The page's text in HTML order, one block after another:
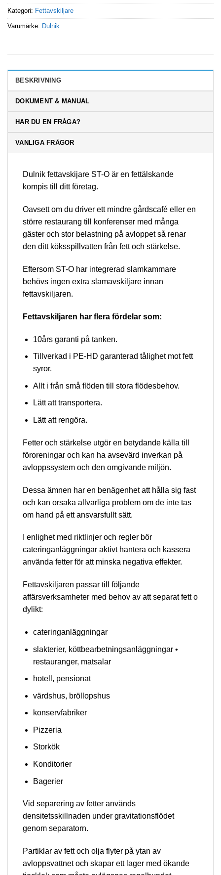
Kategori: Fettavskiljare
Varumärke: Dulnik
BESKRIVNING
DOKUMENT & MANUAL
HAR DU EN FRÅGA?
VANLIGA FRÅGOR
Dulnik fettavskijare ST-O är en fettälskande
kompis till ditt företag.
Oavsett om du driver ett mindre gårdscafé eller en
större restaurang till konferenser med många
gäster och stor belastning på avloppet så renar
den ditt köksspillvatten från fett och stärkelse.
Eftersom ST-O har integrerad slamkammare
behövs ingen extra slamavskiljare innan
fettavskiljaren.
Fettavskiljaren har flera fördelar som:
10års garanti på tanken.
Tillverkad i PE-HD garanterad tålighet mot fett
syror.
Allt i från små flöden till stora flödesbehov.
Lätt att transportera.
Lätt att rengöra.
Fetter och stärkelse utgör en betydande källa till
föroreningar och kan ha avsevärd inverkan på
avloppssystem och den omgivande miljön.
Dessa ämnen har en benägenhet att hålla sig fast
och kan orsaka allvarliga problem om de inte tas
om hand på ett ansvarsfullt sätt.
I enlighet med riktlinjer och regler bör
cateringanläggningar aktivt hantera och kassera
använda fetter för att minska negativa effekter.
Fettavskiljaren passar till följande
affärsverksamheter med behov av att separat fett o
dylikt:
cateringanläggningar
slakterier, köttbearbetningsanläggningar •
restauranger, matsalar
hotell, pensionat
värdshus, bröllopshus
konservfabriker
Pizzeria
Storkök
Konditorier
Bagerier
Vid separering av fetter används
densitetsskillnaden under gravitationsflödet
genom separatorn.
Partiklar av fett och olja flyter på ytan av
avloppsvattnet och skapar ett lager med ökande